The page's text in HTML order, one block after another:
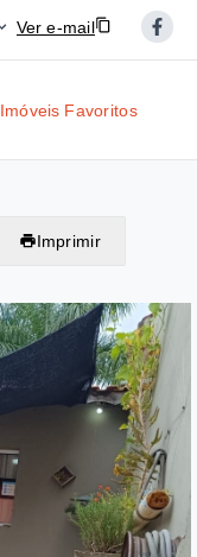
Ver e-mail
Imóveis Favoritos
Imprimir